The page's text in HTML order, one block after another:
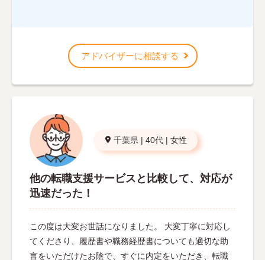
アドバイザーに相談する
千葉県 | 40代 | 女性
他の転職支援サービスと比較して、対応が
迅速だった！
この度は大変お世話になりました。 大変丁寧に対応し
てくださり、履歴書や職務経歴書についても適切な助
言をいただけたお陰で、すぐに内定をいただき、転職